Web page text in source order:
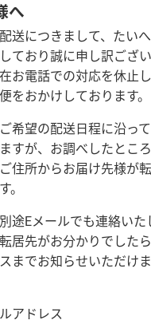
日本語
English
へ
送につきまして、たい
ており誠に申し訳ござい
お電話での対応を休止
をおかけしております。
希望の配送日程に沿っ
すが、お調べしたとこ
住所からお届け先様が
。
途Eメールでも連絡いた
居先がお分かりでした
までお知らせいただけ
アドレス